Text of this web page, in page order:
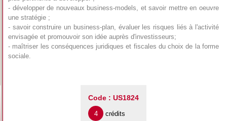
- développer de nouveaux business-models, et savoir mettre en oeuvre
une stratégie ;
- savoir construire un business-plan, évaluer les risques liés à l'activité
envisagée et promouvoir son idée auprès d'investisseurs;
- maîtriser les conséquences juridiques et fiscales du choix de la forme
sociale.
Code : US1824
4 crédits